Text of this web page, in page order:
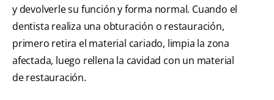
y devolverle su función y forma normal. Cuando el
dentista realiza una obturación o restauración,
primero retira el material cariado, limpia la zona
afectada, luego rellena la cavidad con un material
de restauración.